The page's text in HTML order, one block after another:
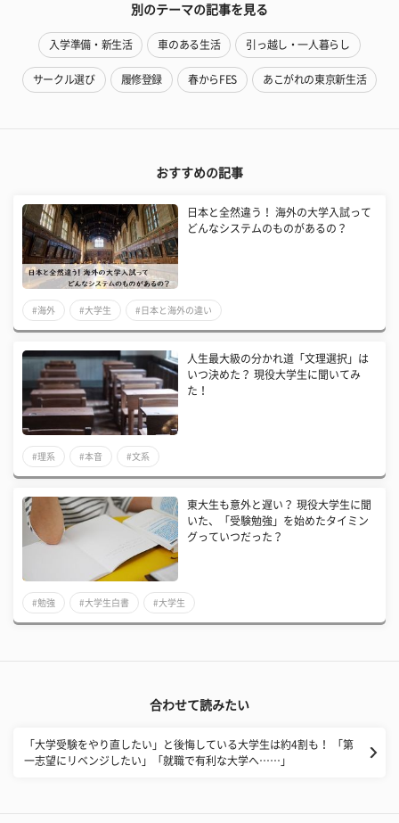
別のテーマの記事を見る
入学準備・新生活 車のある生活 引っ越し・一人暮らし
サークル選び 履修登録 春からFES あこがれの東京新生活
おすすめの記事
日本と全然違う！ 海外の大学入試って
どんなシステムのものがあるの？
#海外 #大学生 #日本と海外の違い
​人生最大級の分かれ道「文理選択」は
いつ決めた？ 現役大学生に聞いてみ
た！
#理系 #本音 #文系
東大生も意外と遅い？ 現役大学生に聞
いた、「受験勉強」を始めたタイミン
グっていつだった？
#勉強 #大学生白書 #大学生
合わせて読みたい
「大学受験をやり直したい」と後悔している大学生は約4割も！ 「第
一志望にリベンジしたい」「就職で有利な大学へ……」